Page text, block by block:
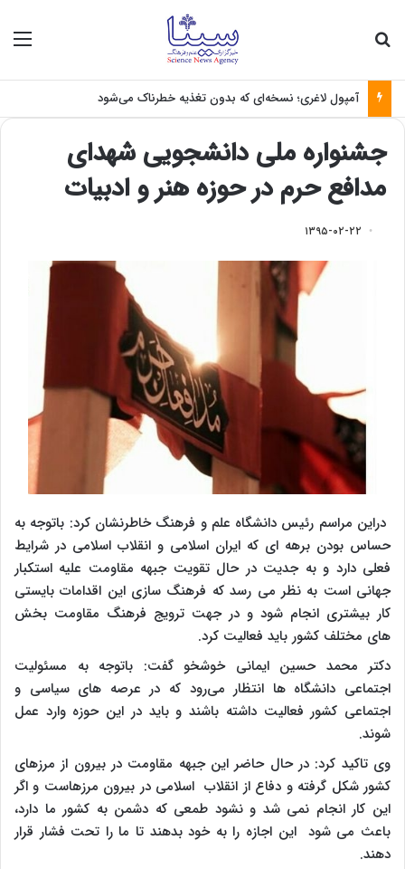
آمپول لاغری؛ نسخه‌ای که بدون تغذیه خطرناک می‌شود
جشنواره ملی دانشجویی شهدای
مدافع حرم در حوزه هنر و ادبیات
۱۳۹۵-۰۲-۲۲
دراین مراسم رئیس دانشگاه علم و فرهنگ خاطرنشان کرد: باتوجه به
حساس بودن برهه ای که ایران اسلامی و انقلاب اسلامی در شرایط
فعلی دارد و به جدیت در حال تقویت جبهه مقاومت علیه استکبار
جهانی است به نظر می رسد که فرهنگ سازی این اقدامات بایستی
کار بیشتری انجام شود و در جهت ترویج فرهنگ مقاومت بخش
های مختلف کشور باید فعالیت کرد.
دکتر محمد حسین ایمانی خوشخو گفت: باتوجه به مسئولیت
اجتماعی دانشگاه ها انتظار می‌رود که در عرصه های سیاسی و
اجتماعی کشور فعالیت داشته باشند و باید در این حوزه وارد عمل
شوند.
وی تاکید کرد: در حال حاضر این جبهه مقاومت در بیرون از مرزهای
کشور شکل گرفته و دفاع از انقلاب اسلامی در بیرون مرزهاست و اگر
این کار انجام نمی شد و نشود طمعی که دشمن به کشور ما دارد،
باعث می شود این اجازه را به خود بدهند تا ما را تحت فشار قرار
دهند.